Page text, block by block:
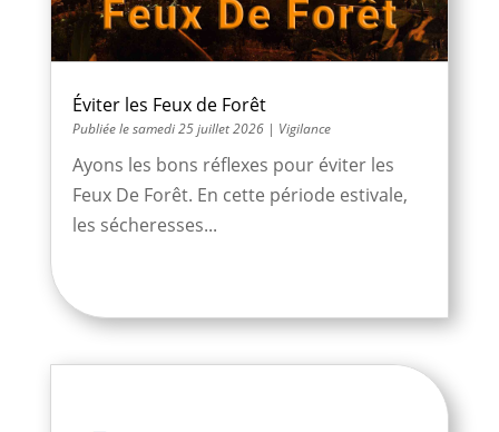
Éviter les Feux de Forêt
samedi 25 juillet 2026| Vigilance
Ayons les bons réflexes pour éviter les
Feux De Forêt. En cette période estivale,
les sécheresses...